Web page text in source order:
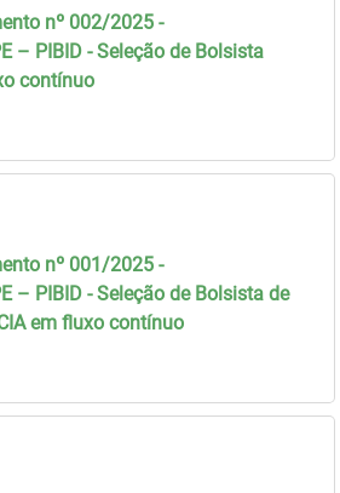
nº 002/2025 -
– PIBID - Seleção de Bolsista
contínuo
nº 001/2025 -
– PIBID - Seleção de Bolsista de
em fluxo contínuo